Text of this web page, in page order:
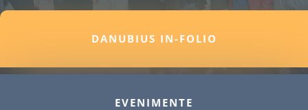
DANUBIUS IN-FOLIO
EVENIMENTE